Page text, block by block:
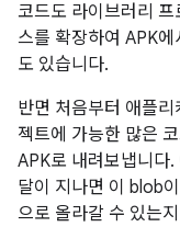
코드도 라이브러리
스를 확장하여 APK
도 있습니다.
반면 처음부터 애플
젝트에 가능한 많은
APK로 내려보냅니다
달이 지나면 이 blob
으로 올라갈 수 있는